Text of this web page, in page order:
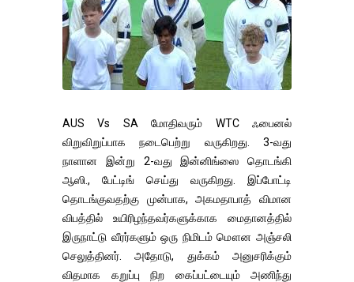
AUS Vs SA மோதிவரும் WTC ஃபைனல்
விறுவிறுப்பாக நடைபெற்று வருகிறது. 3-வது
நாளான இன்று 2-வது இன்னிங்ஸை தொடங்கி
ஆஸி., பேட்டிங் செய்து வருகிறது. இப்போட்டி
தொடங்குவதற்கு முன்பாக, அகமதாபாத் விமான
விபத்தில் உயிரிழந்தவர்களுக்காக மைதானத்தில்
இருநாட்டு வீரர்களும் ஒரு நிமிடம் மௌன அஞ்சலி
செலுத்தினர். அதோடு, துக்கம் அனுசரிக்கும்
விதமாக கறுப்பு நிற கைப்பட்டையும் அணிந்து